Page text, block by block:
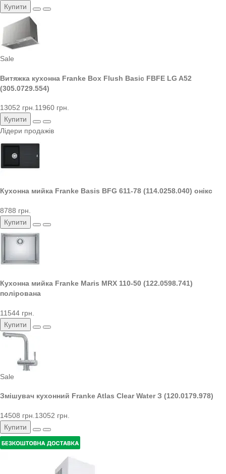
Купити
Sale
Витяжка кухонна Franke Box Flush Basic FBFE LG A52
(305.0729.554)
13052 грн.11960 грн.
Купити
Лідери продажів
Кухонна мийка Franke Basis BFG 611-78 (114.0258.040) онікс
8788 грн.
Купити
Кухонна мийка Franke Maris MRX 110-50 (122.0598.741)
полірована
11544 грн.
Купити
Sale
Змішувач кухонний Franke Atlas Clear Water З (120.0179.978)
14508 грн. 13052 грн.
Купити